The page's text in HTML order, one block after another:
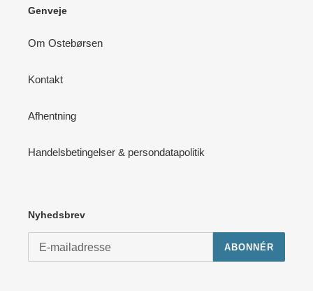
Genveje
Om Ostebørsen
Kontakt
Afhentning
Handelsbetingelser & persondatapolitik
Nyhedsbrev
ABONNÉR